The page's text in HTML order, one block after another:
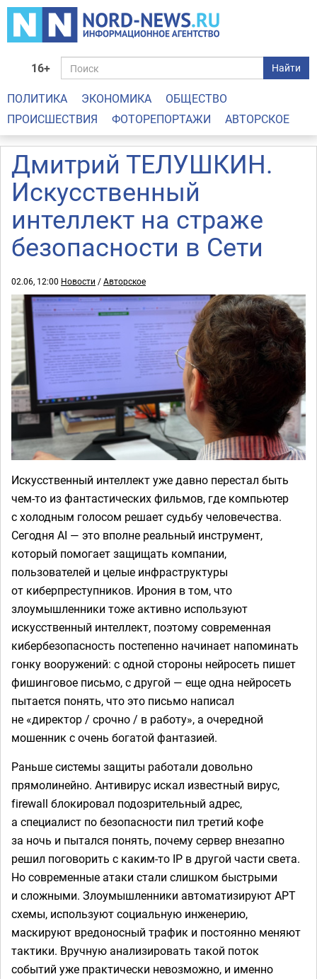
16+ Найти
ПОЛИТИКА ЭКОНОМИКА
ОБЩЕСТВО
ПРОИСШЕСТВИЯ
ФОТОРЕПОРТАЖИ АВТОРСКОЕ
Дмитрий ТЕЛУШКИН.
Искусственный
интеллект на страже
безопасности в Сети
02.06, 12:00 Новости /Авторское
Искусственный интеллект уже давно перестал быть
чем-то из фантастических фильмов, где компьютер
с холодным голосом решает судьбу человечества.
Сегодня AI — это вполне реальный инструмент,
который помогает защищать компании,
пользователей и целые инфраструктуры
от киберпреступников. Ирония в том, что
злоумышленники тоже активно используют
искусственный интеллект, поэтому современная
кибербезопасность постепенно начинает напоминать
гонку вооружений: с одной стороны нейросеть пишет
фишинговое письмо, с другой — еще одна нейросеть
пытается понять, что это письмо написал
не «директор / срочно / в работу», а очередной
мошенник с очень богатой фантазией.
Раньше системы защиты работали довольно
прямолинейно. Антивирус искал известный вирус,
firewall блокировал подозрительный адрес,
а специалист по безопасности пил третий кофе
за ночь и пытался понять, почему сервер внезапно
решил поговорить с каким-то IP в другой части света.
Но современные атаки стали слишком быстрыми
и сложными. Злоумышленники автоматизируют APT
схемы, используют социальную инженерию,
маскируют вредоносный трафик и постоянно меняют
тактики. Вручную анализировать такой поток
событий уже практически невозможно, и именно